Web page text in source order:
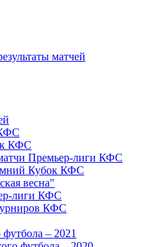
матчей
КФС
Премьер-лиги КФС
Кубок КФС
весна"
лиги КФС
КФС
футбола – 2021